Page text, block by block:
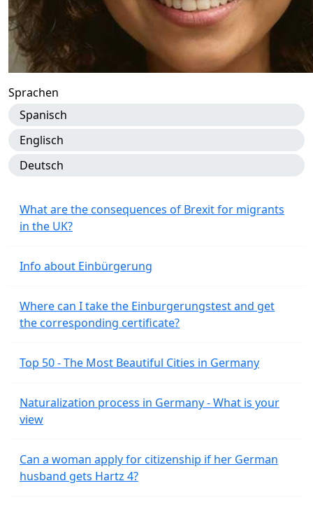
Sprachen
Spanisch
Englisch
Deutsch
What are the consequences of Brexit for migrants
in the UK?
Info about Einbürgerung
Where can I take the Einburgerungstest and get
the corresponding certificate?
Top 50 - The Most Beautiful Cities in Germany
Naturalization process in Germany - What is your
view
Can a woman apply for citizenship if her German
husband gets Hartz 4?